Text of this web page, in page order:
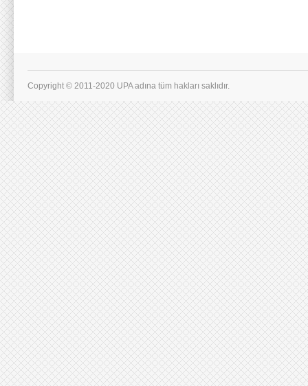
Copyright © 2011-2020 UPA adına tüm hakları saklıdır.